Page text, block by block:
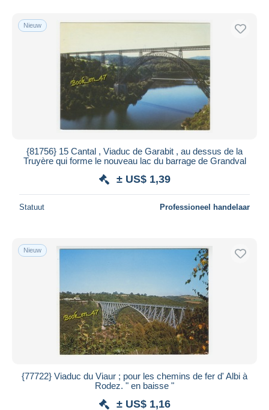
Nieuw
{81756} 15 Cantal , Viaduc de Garabit , au dessus de la
Truyère qui forme le nouveau lac du barrage de Grandval
± US$ 1,39
Statuut Professioneel handelaar
Nieuw
{77722} Viaduc du Viaur ; pour les chemins de fer d' Albi à
Rodez. " en baisse "
± US$ 1,16